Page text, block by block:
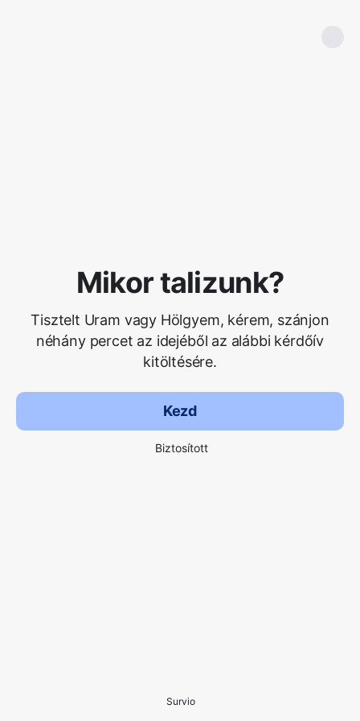
Mikor talizunk?
Tisztelt Uram vagy Hölgyem, kérem, szánjon
néhány percet az idejéből az alábbi kérdőív
kitöltésére.
Kezd
Biztosított
Survio